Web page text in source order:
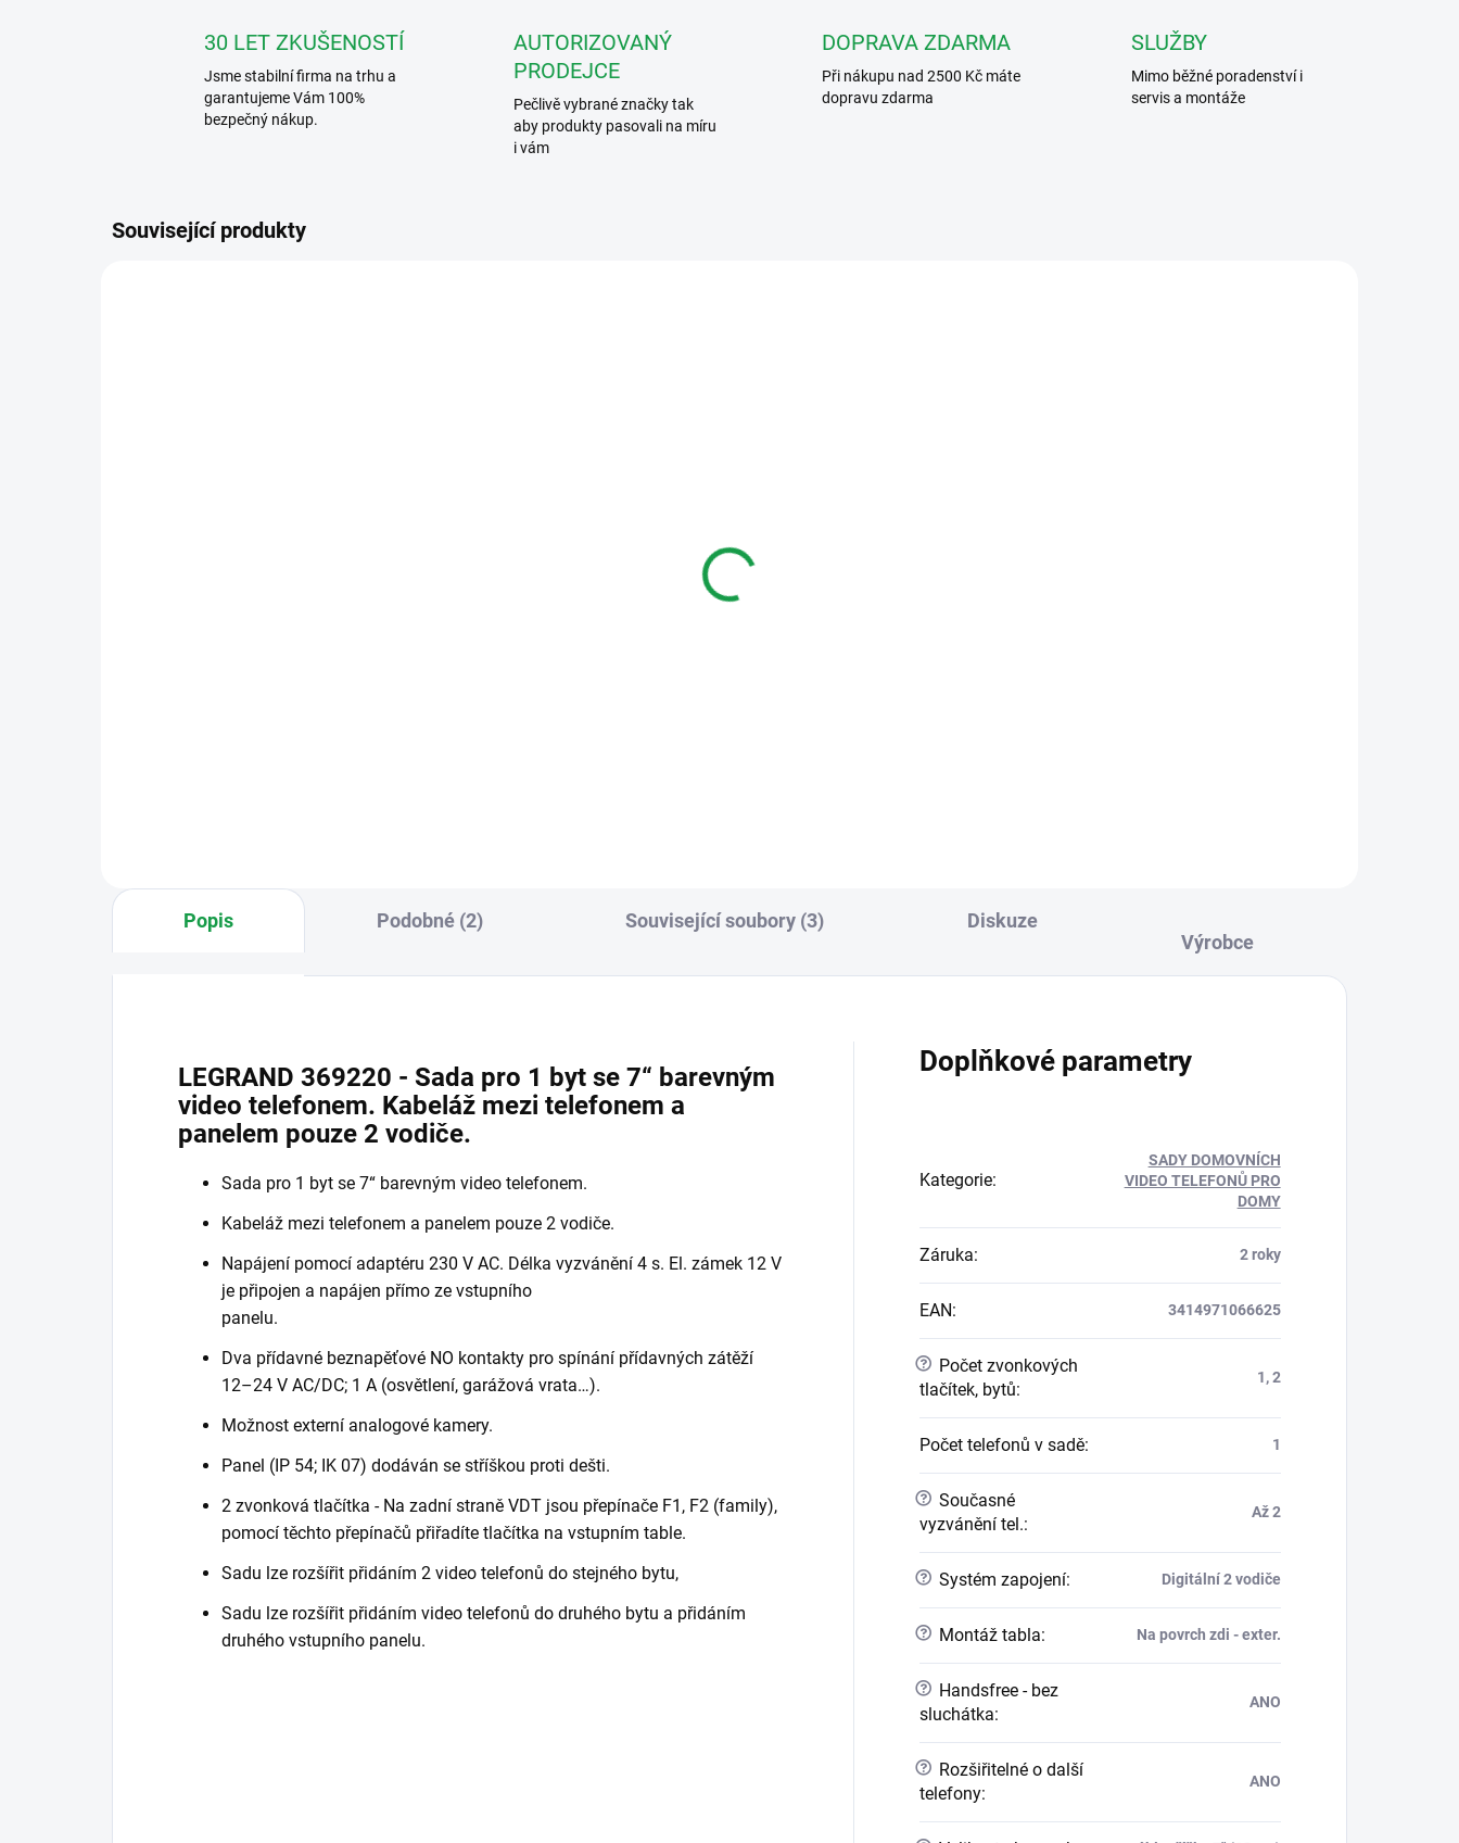
30 LET ZKUŠENOSTÍ
Jsme stabilní firma na trhu a
garantujeme Vám 100%
bezpečný nákup.
AUTORIZOVANÝ
PRODEJCE
Pečlivě vybrané značky tak
aby produkty pasovali na míru
i vám
DOPRAVA ZDARMA
Při nákupu nad 2500 Kč máte
dopravu zdarma
SLUŽBY
Mimo běžné poradenství i
servis a montáže
Související produkty
Popis Podobné (2) Související soubory (3) Diskuze
LEGRAND 369220 - Sada pro 1 byt se 7“ barevným
video telefonem. Kabeláž mezi telefonem a
panelem pouze 2 vodiče.
Sada pro 1 byt se 7“ barevným video telefonem.
Kabeláž mezi telefonem a panelem pouze 2 vodiče.
Napájení pomocí adaptéru 230 V AC. Délka vyzvánění 4 s. El. zámek 12 V
je připojen a napájen přímo ze vstupního
panelu.
Dva přídavné beznapěťové NO kontakty pro spínání přídavných zátěží
12–24 V AC/DC; 1 A (osvětlení, garážová vrata…).
Možnost externí analogové kamery.
Panel (IP 54; IK 07) dodáván se stříškou proti dešti.
2 zvonková tlačítka - Na zadní straně VDT jsou přepínače F1, F2 (family),
pomocí těchto přepínačů přiřadíte tlačítka na vstupním table.
Sadu lze rozšířit přidáním 2 video telefonů do stejného bytu,
Sadu lze rozšířit přidáním video telefonů do druhého bytu a přidáním
druhého vstupního panelu.
Doplňkové parametry
Kategorie:
SADY DOMOVNÍCH
VIDEO TELEFONŮ PRO
DOMY
Záruka: 2 roky
EAN: 3414971066625
? Počet zvonkových
tlačítek, bytů:
1, 2
Počet telefonů v sadě: 1
? Současné
vyzvánění tel.:
Až 2
? Systém zapojení: Digitální 2 vodiče
? Montáž tabla: Na povrch zdi - exter.
? Handsfree - bez
sluchátka:
ANO
? Rozšiřitelné o další
telefony:
ANO